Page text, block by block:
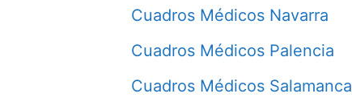
Cuadros Médicos Navarra
Cuadros Médicos Palencia
Cuadros Médicos Salamanca